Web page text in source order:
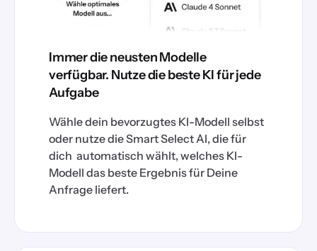
Immer die neusten Modelle
verfügbar. Nutze die beste KI für jede
Aufgabe
Wähle dein bevorzugtes KI-Modell selbst
oder nutze die Smart Select AI, die für
dich automatisch wählt, welches KI-
Modell das beste Ergebnis für Deine
Anfrage liefert.